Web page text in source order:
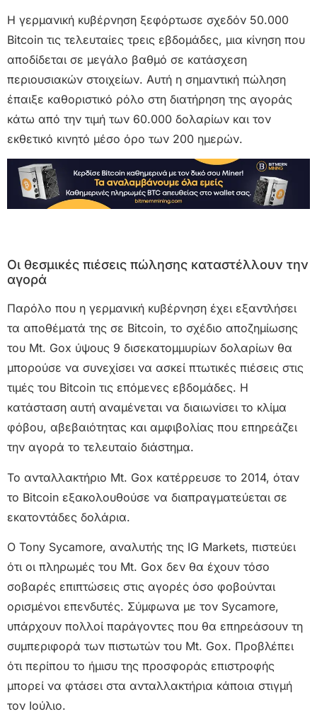
Η γερμανική κυβέρνηση ξεφόρτωσε σχεδόν 50.000
Bitcoin τις τελευταίες τρεις εβδομάδες, μια κίνηση που
αποδίδεται σε μεγάλο βαθμό σε κατάσχεση
περιουσιακών στοιχείων. Αυτή η σημαντική πώληση
έπαιξε καθοριστικό ρόλο στη διατήρηση της αγοράς
κάτω από την τιμή των 60.000 δολαρίων και τον
εκθετικό κινητό μέσο όρο των 200 ημερών.
Οι θεσμικές πιέσεις πώλησης καταστέλλουν την
αγορά
Παρόλο που η γερμανική κυβέρνηση έχει εξαντλήσει
τα αποθέματά της σε Bitcoin, το σχέδιο αποζημίωσης
του Mt. Gox ύψους 9 δισεκατομμυρίων δολαρίων θα
μπορούσε να συνεχίσει να ασκεί πτωτικές πιέσεις στις
τιμές του Bitcoin τις επόμενες εβδομάδες. Η
κατάσταση αυτή αναμένεται να διαιωνίσει το κλίμα
φόβου, αβεβαιότητας και αμφιβολίας που επηρεάζει
την αγορά το τελευταίο διάστημα.
Το ανταλλακτήριο Mt. Gox κατέρρευσε το 2014, όταν
το Bitcoin εξακολουθούσε να διαπραγματεύεται σε
εκατοντάδες δολάρια.
Ο Tony Sycamore, αναλυτής της IG Markets, πιστεύει
ότι οι πληρωμές του Mt. Gox δεν θα έχουν τόσο
σοβαρές επιπτώσεις στις αγορές όσο φοβούνται
ορισμένοι επενδυτές. Σύμφωνα με τον Sycamore,
υπάρχουν πολλοί παράγοντες που θα επηρεάσουν τη
συμπεριφορά των πιστωτών του Mt. Gox. Προβλέπει
ότι περίπου το ήμισυ της προσφοράς επιστροφής
μπορεί να φτάσει στα ανταλλακτήρια κάποια στιγμή
τον Ιούλιο.